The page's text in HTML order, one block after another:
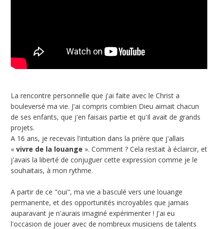
La rencontre personnelle que j'ai faite avec le Christ a
bouleversé ma vie. J'ai compris combien Dieu aimait chacun
de ses enfants, que j'en faisais partie et qu'Il avait de grands
projets.
A 16 ans, je recevais l'intuition dans la prière que j'allais
« vivre de la louange ». Comment ? Cela restait à éclaircir, et
j'avais la liberté de conjuguer cette expression comme je le
souhaitais, à mon rythme.
A partir de ce "oui", ma vie a basculé vers une louange
permanente, et des opportunités incroyables que jamais
auparavant je n'aurais imaginé expérimenter ! J'ai eu
l'occasion de jouer avec de nombreux musiciens de talents